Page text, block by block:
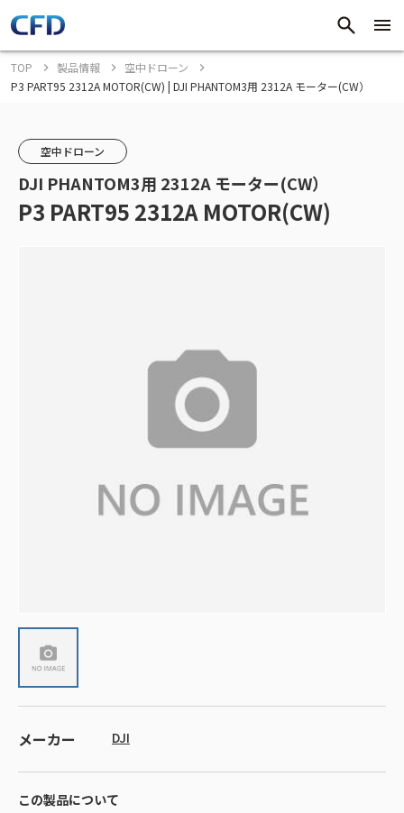
TOP 製品情報
空中ドローン
P3 PART95 2312A MOTOR(CW) | DJI PHANTOM3用 2312A モーター(CW）
空中ドローン
DJI PHANTOM3用 2312A モーター(CW）
P3 PART95 2312A MOTOR(CW)
メーカー DJI
この製品について